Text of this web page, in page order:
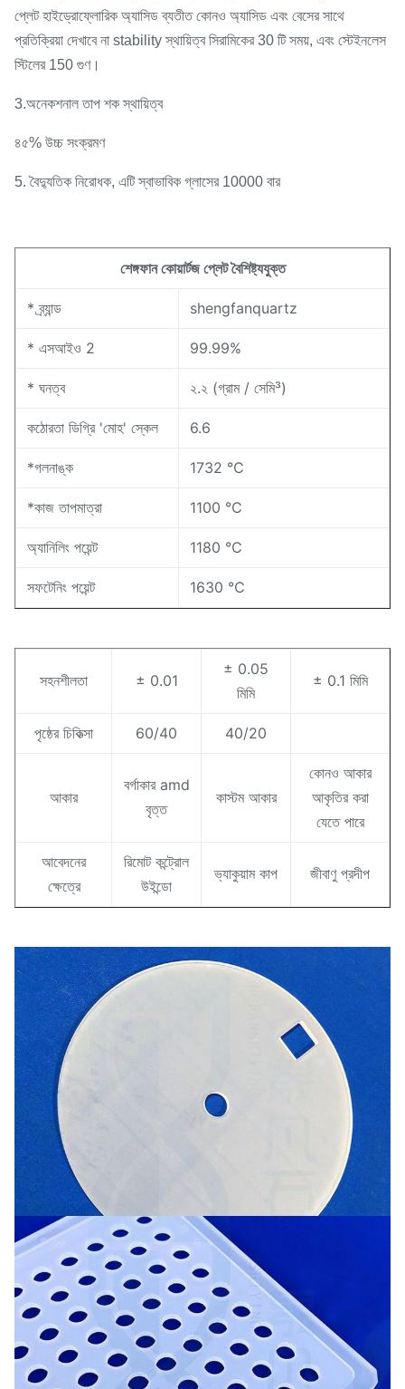
প্লেট হাইড্রোফ্লোরিক অ্যাসিড ব্যতীত কোনও অ্যাসিড এবং বেসের সাথে
প্রতিক্রিয়া দেখাবে না stability স্থায়িত্ব সিরামিকের 30 টি সময়, এবং স্টেইনলেস
স্টিলের 150 গুণ।
3.অনেকশনাল তাপ শক স্থায়িত্ব
৪৫% উচ্চ সংক্রমণ
5. বৈদ্যুতিক নিরোধক, এটি স্বাভাবিক গ্লাসের 10000 বার
শেঙ্গফান কোয়ার্টজ প্লেট বৈশিষ্ট্যযুক্ত
* ব্র্যান্ড shengfanquartz
* এসআইও 2 99.99%
* ঘনত্ব ২.২ (গ্রাম / সেমি³)
কঠোরতা ডিগ্রি 'মোহ' স্কেল 6.6
*গলনাঙ্ক 1732 ℃
*কাজ তাপমাত্রা 1100 ℃
অ্যানিলিং পয়েন্ট 1180 ℃
সফটেনিং পয়েন্ট 1630 ℃
সহনশীলতা ± 0.01
± 0.05
মিমি
± 0.1 মিমি
পৃষ্ঠের চিকিত্সা 60/40 40/20
আকার
বর্গাকার amd
বৃত্ত
কাস্টম আকার
কোনও আকার
আকৃতির করা
যেতে পারে
আবেদনের
ক্ষেত্রে
রিমোট কন্ট্রোল
উইন্ডো
ভ্যাকুয়াম কাপ জীবাণু প্রদীপ